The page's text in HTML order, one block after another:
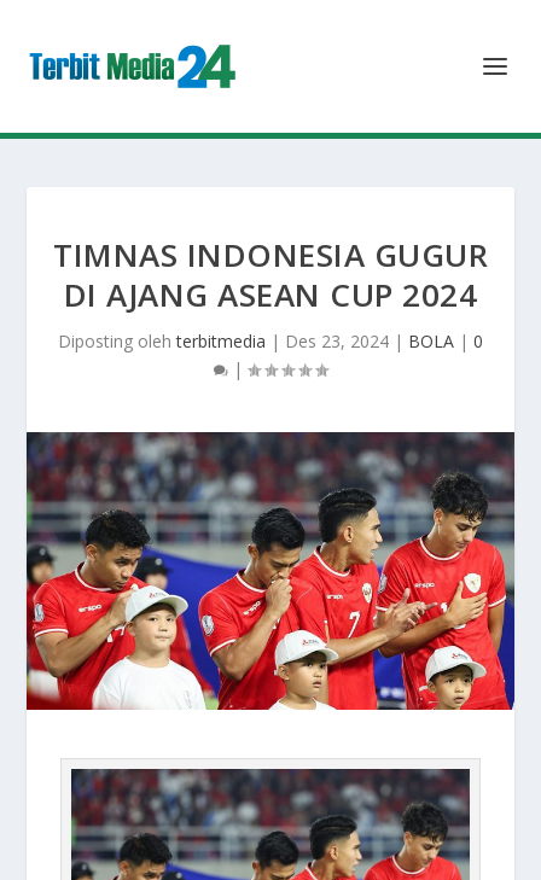
TIMNAS INDONESIA GUGUR
DI AJANG ASEAN CUP 2024
Diposting olehterbitmedia | Des 23, 2024 | BOLA | 0
|